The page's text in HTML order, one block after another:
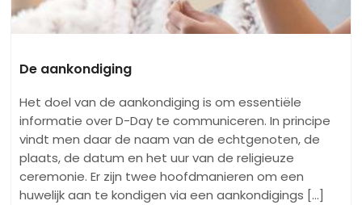
De aankondiging
Het doel van de aankondiging is om essentiële
informatie over D-Day te communiceren. In principe
vindt men daar de naam van de echtgenoten, de
plaats, de datum en het uur van de religieuze
ceremonie. Er zijn twee hoofdmanieren om een ​​
huwelijk aan te kondigen via een aankondigings [...]